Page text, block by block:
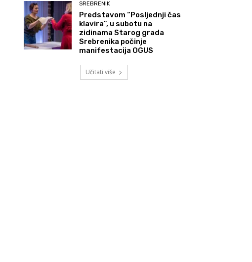
SREBRENIK
Predstavom “Posljednji čas
klavira”, u subotu na
zidinama Starog grada
Srebrenika počinje
manifestacija OGUS
Učitati više